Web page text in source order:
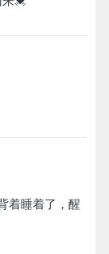
着睡着了，醒